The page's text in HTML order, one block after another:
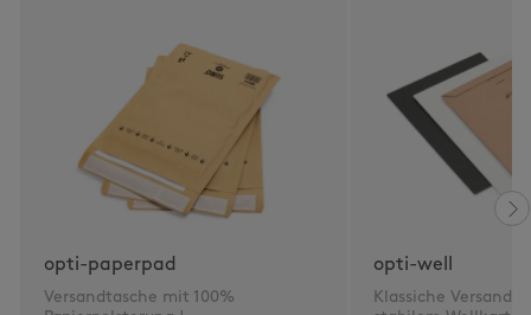
opti-paperpad
Versandtasche mit 100%
opti-well
Klassiche